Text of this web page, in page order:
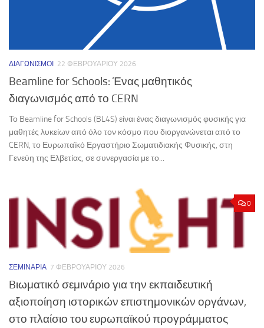
ΔΙΑΓΩΝΙΣΜΟΊ 22 ΦΕΒΡΟΥΑΡΊΟΥ 2026
Beamline for Schools: Ένας μαθητικός
διαγωνισμός από το CERN
Το Beamline for Schools (BL4S) είναι ένας διαγωνισμός φυσικής για
μαθητές λυκείων από όλο τον κόσμο που διοργανώνεται από το
CERN, το Ευρωπαϊκό Εργαστήριο Σωματιδιακής Φυσικής, στη
Γενεύη της Ελβετίας, σε συνεργασία με το...
0
ΣΕΜΙΝΆΡΙΑ 7 ΦΕΒΡΟΥΑΡΊΟΥ 2026
Bιωματικό σεμινάριο για την εκπαιδευτική
αξιοποίηση ιστορικών επιστημονικών οργάνων,
στο πλαίσιο του ευρωπαϊκού προγράμματος